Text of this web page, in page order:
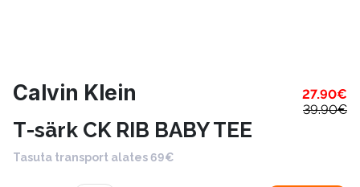
Calvin Klein 27.90€
39.90€
T-särk CK RIB BABY TEE
Tasuta transport alates 69€